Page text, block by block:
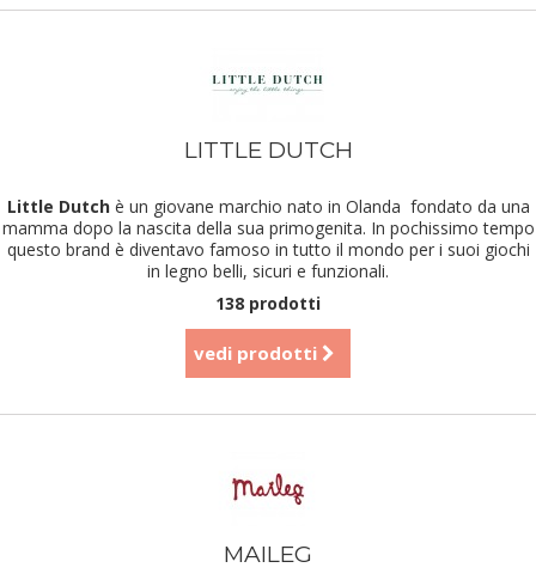
LITTLE DUTCH
Little Dutch è un giovane marchio nato in Olanda fondato da una
mamma dopo la nascita della sua primogenita. In pochissimo tempo
questo brand è diventavo famoso in tutto il mondo per i suoi giochi
in legno belli, sicuri e funzionali.
138 prodotti
vedi prodotti
MAILEG